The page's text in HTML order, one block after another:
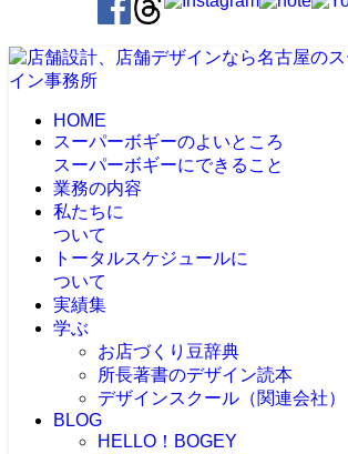
HOME
スーパーボギーのよいところ
スーパーボギーにできること
業務の内容
私たちに
ついて
トータルスケジュールに
ついて
実績集
学ぶ
お店づくり豆辞典
所長著書のデザイン読本
デザインスクール（関連会社）
BLOG
HELLO！BOGEY